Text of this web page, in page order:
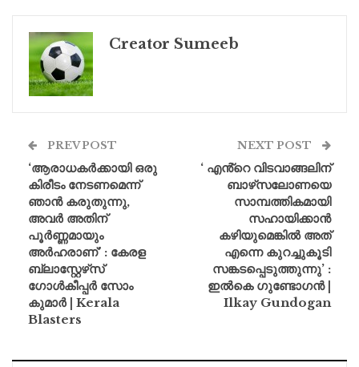
Creator Sumeeb
PREV POST
‘ആരാധകർക്കായി ഒരു
കിരീടം നേടണമെന്ന്
ഞാൻ കരുതുന്നു,
അവർ അതിന്
പൂർണ്ണമായും
അർഹരാണ്’ : കേരള
ബ്ലാസ്റ്റേഴ്‌സ്
ഗോൾകീപ്പർ സോം
കുമാർ | Kerala
Blasters
NEXT POST
‘ എൻ്റെ വിടവാങ്ങലിന്
ബാഴ്‌സലോണയെ
സാമ്പത്തികമായി
സഹായിക്കാൻ
കഴിയുമെങ്കിൽ അത്
എന്നെ കുറച്ചുകൂടി
സങ്കടപ്പെടുത്തുന്നു’ :
ഇൽകെ ഗുണ്ടോഗൻ |
Ilkay Gundogan